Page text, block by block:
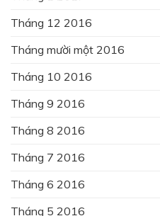
Tháng 12 2016
Tháng mười một 2016
Tháng 10 2016
Tháng 9 2016
Tháng 8 2016
Tháng 7 2016
Tháng 6 2016
Tháng 5 2016